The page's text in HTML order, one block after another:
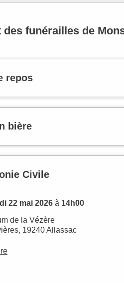
des funérailles de
repos
bière
Civile
22 mai 2026 à 14h00
de la Vézère
19240 Allassac